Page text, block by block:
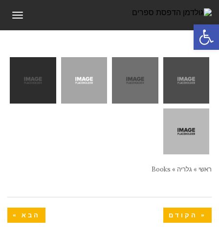
פתח סרגל נגישות
ראשי » גלריה »
Books
« הקודם הבא »